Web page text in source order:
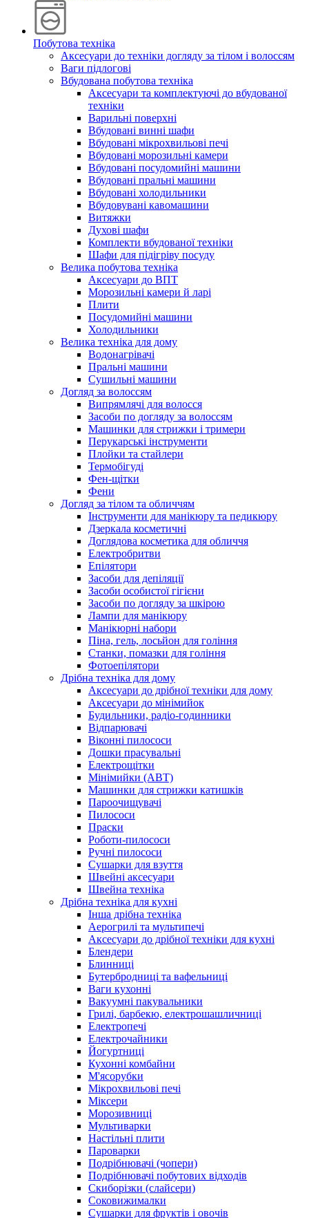
Побутова техніка
Аксесуари до техніки догляду за тілом і волоссям
Ваги підлогові
Вбудована побутова техніка
Аксесуари та комплектуючі до вбудованої
техніки
Варильні поверхні
Вбудовані винні шафи
Вбудовані мікрохвильові печі
Вбудовані морозильні камери
Вбудовані посудомийні машини
Вбудовані пральні машини
Вбудовані холодильники
Вбудовувані кавомашини
Витяжки
Духові шафи
Комплекти вбудованої техніки
Шафи для підігріву посуду
Велика побутова техніка
Аксесуари до ВПТ
Морозильні камери й ларі
Плити
Посудомийні машини
Холодильники
Велика техніка для дому
Водонагрівачі
Пральні машини
Сушильні машини
Догляд за волоссям
Випрямлячі для волосся
Засоби по догляду за волоссям
Машинки для стрижки і тримери
Перукарські інструменти
Плойки та стайлери
Термобігуді
Фен-щітки
Фени
Догляд за тілом та обличчям
Інструменти для манікюру та педикюру
Дзеркала косметичні
Доглядова косметика для обличчя
Електробритви
Епілятори
Засоби для депіляції
Засоби особистої гігієни
Засоби по догляду за шкірою
Лампи для манікюру
Манікюрні набори
Піна, гель, лосьйон для гоління
Станки, помазки для гоління
Фотоепілятори
Дрібна техніка для дому
Аксесуари до дрібної техніки для дому
Аксесуари до мінімийок
Будильники, радіо-годинники
Відпарювачі
Віконні пилососи
Дошки прасувальні
Електрощітки
Мінімийки (АВТ)
Машинки для стрижки катишків
Пароочищувачі
Пилососи
Праски
Роботи-пилососи
Ручні пилососи
Сушарки для взуття
Швейні аксесуари
Швейна техніка
Дрібна техніка для кухні
Інша дрібна техніка
Аерогрилі та мультипечі
Аксесуари до дрібної техніки для кухні
Блендери
Блинниці
Бутербродниці та вафельниці
Ваги кухонні
Вакуумні пакувальники
Грилі, барбекю, електрошашличниці
Електропечі
Електрочайники
Йогуртниці
Кухонні комбайни
М'ясорубки
Мікрохвильові печі
Міксери
Морозивниці
Мультиварки
Настільні плити
Пароварки
Подрібнювачі (чопери)
Подрібнювачі побутових відходів
Скиборізки (слайсери)
Соковижималки
Сушарки для фруктів і овочів